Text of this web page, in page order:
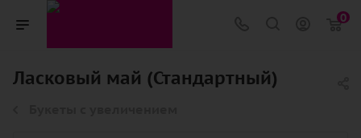
0
Ласковый май (Стандартный)